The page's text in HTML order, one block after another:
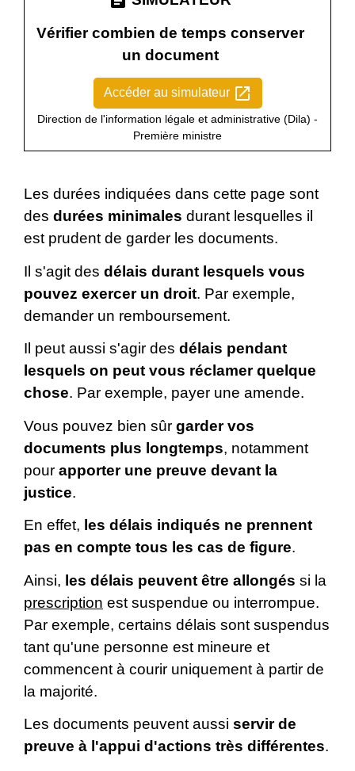
Vérifier combien de temps conserver
un document
Accéder au simulateur open_in_new
Direction de l'information légale et administrative (Dila) -
Première ministre
Les durées indiquées dans cette page sont
des durées minimales durant lesquelles il
est prudent de garder les documents.
Il s'agit des délais durant lesquels vous
pouvez exercer un droit. Par exemple,
demander un remboursement.
Il peut aussi s'agir des délais pendant
lesquels on peut vous réclamer quelque
chose. Par exemple, payer une amende.
Vous pouvez bien sûr garder vos
documents plus longtemps, notamment
pour apporter une preuve devant la
justice.
En effet, les délais indiqués ne prennent
pas en compte tous les cas de figure.
Ainsi, les délais peuvent être allongés si la
prescription est suspendue ou interrompue.
Par exemple, certains délais sont suspendus
tant qu'une personne est mineure et
commencent à courir uniquement à partir de
la majorité.
Les documents peuvent aussi servir de
preuve à l'appui d'actions très différentes.